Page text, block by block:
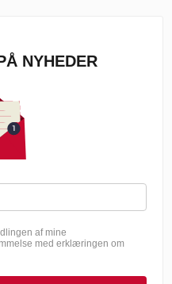
NYHEDER
af mine
med erklæringen om